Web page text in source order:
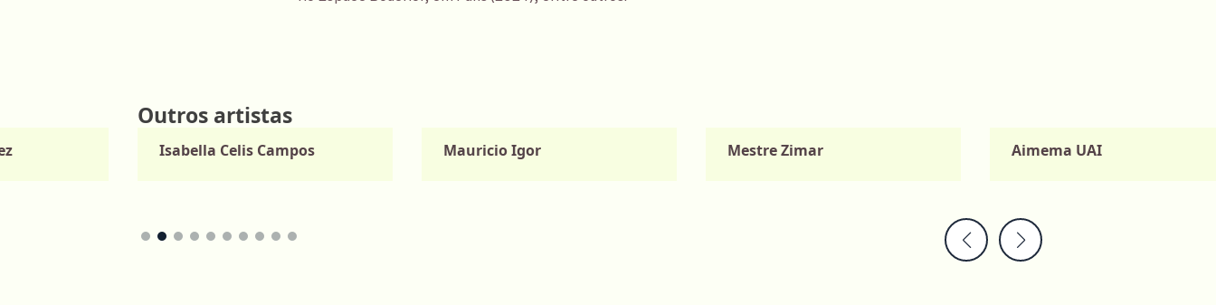
Outros artistas
Isabella Celis Campos Mauricio Igor Mestre Zimar Aimema UAI